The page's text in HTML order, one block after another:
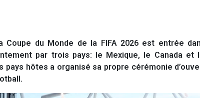
Coupe du Monde de la FIFA 2026 est entrée
par trois pays: le Mexique, le Canada et
pays hôtes a organisé sa propre cérémonie